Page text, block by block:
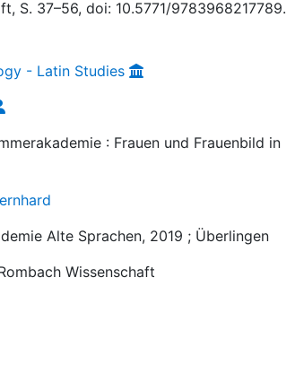
S. 37–56, doi: 10.5771/9783968217789.
- Latin Studies
: Frauen und Frauenbild in
Alte Sprachen, 2019 ; Überlingen
Wissenschaft